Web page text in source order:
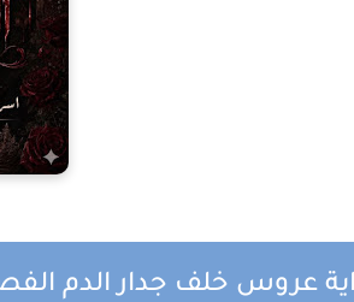
عروس خلف جدار الدم